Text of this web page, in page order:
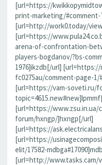
[url=https://
print-marketing/#comment-
[url=http://work0.today/
[url=https://
arena-of-confrontation-
players-bogdanov/?bs-
1976]ikzdb[/url]
fc0275au/comment-page-
[url=https://vam-soveti.ru/
[url=https://www.zsu.in.ua/
forum/hxngp/]hxngp[/url]
[url=https://
[url=https://
elit/17582-
[url=http://www.tasks.cam/